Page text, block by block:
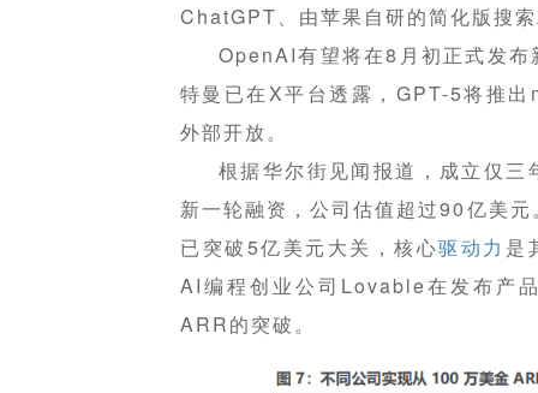
ChatGPT、由苹果自研的简化版搜
OpenAI有望将在8月初正式发
特曼已在X平台透露，GPT-5将推
外部开放。
根据华尔街见闻报道，成立仅
新一轮融资，公司估值超过90亿美
已突破5亿美元大关，核心驱动力 是
AI编程创业公司Lovable在发布产
ARR的突破。